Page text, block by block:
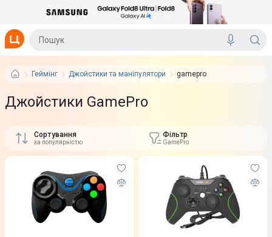
Геймінг Джойстики та маніпулятори gamepro
Джойстики GamePro
Сортування
за популярністю
Фільтр
GamePro